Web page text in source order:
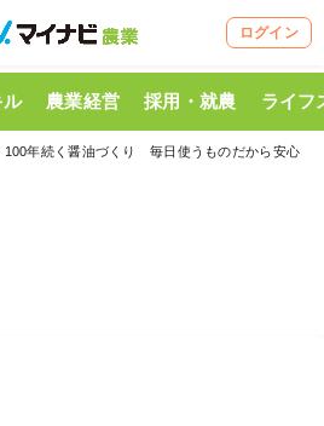
ログイン
ル 農業経営 採用・就農 ライフ
100年続く醤油づくり 毎日使うものだから安心